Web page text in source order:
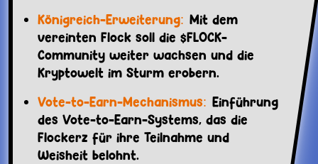
Königreich-Erweiterung: Mit dem
vereinten Flock soll die $FLOCK-
Community weiter wachsen und die
Kryptowelt im Sturm erobern.
Vote-to-Earn-Mechanismus: Einführung
des Vote-to-Earn-Systems, das die
Flockerz für ihre Teilnahme und
Weisheit belohnt.